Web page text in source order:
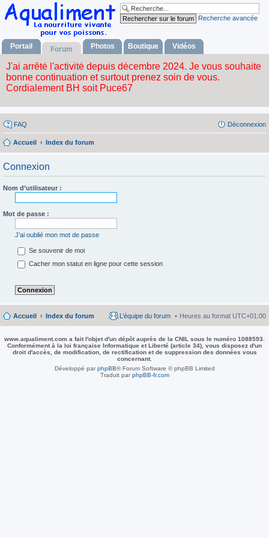
Recherche avancée
Portail Forum Photos Boutique Vidéos
FAQ Déconnexion
Accueil Index du forum
Connexion
Nom d’utilisateur :
Mot de passe :
J’ai oublié mon mot de passe
Se souvenir de moi
Cacher mon statut en ligne pour cette session
Accueil Index du forum Heures au format UTC+01:00
L’équipe du forum
www.aqualiment.com a fait l'objet d'un dépôt auprès de la CNIL sous le numéro 1088593.
Conformément à la loi française Informatique et Liberté (article 34), vous disposez d'un
droit d'accès, de modification, de rectification et de suppression des données vous
concernant.
Développé parphpBB® Forum Software © phpBB Limited
Traduit parphpBB-fr.com